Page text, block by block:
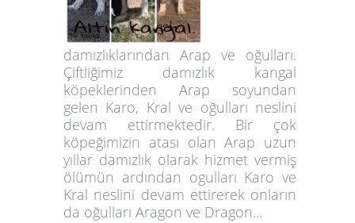
damızlıklarından Arap ve oğulları.
Çiftliğimiz damızlık kangal
köpeklerinden Arap soyundan
gelen Karo, Kral ve oğulları neslini
devam ettirmektedir. Bir çok
köpeğimizin atası olan Arap uzun
yıllar damızlık olarak hizmet vermiş
ölümün ardından ogulları Karo ve
Kral neslini devam ettirerek onların
da oğulları Aragon ve Dragon...